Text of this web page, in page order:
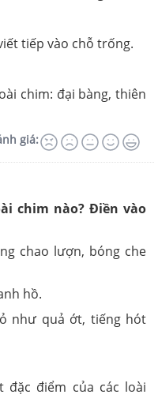
tiếp vào chỗ trống.
chim: đại bàng, thiên
giá:
chim nào? Điền vào
chao lượn, bóng che
hồ.
như quả ớt, tiếng hót
đặc điểm của các loài